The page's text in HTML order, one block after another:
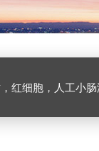
红细胞，人工小